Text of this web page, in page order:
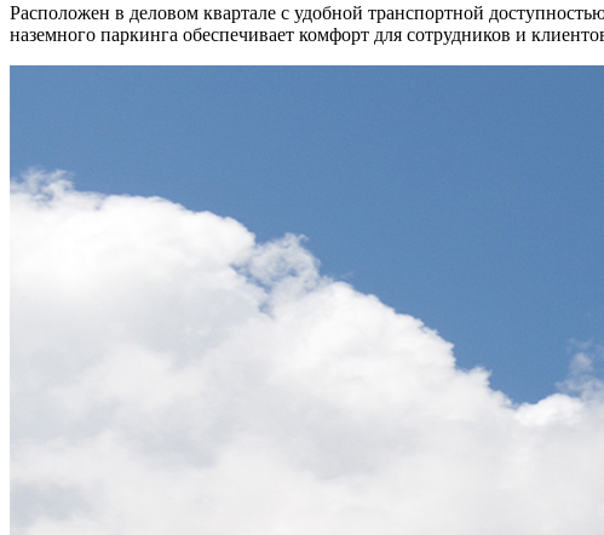
Расположен в деловом квартале с удобной транспортной
наземного паркинга обеспечивает комфорт для сотрудников и